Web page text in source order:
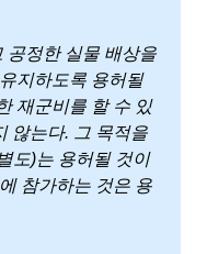
공정한 실물 배상을
지하도록 용허될
재군비를 할 수 있
않는다. 그 목적을
도)는 용허될 것이
참가하는 것은 용